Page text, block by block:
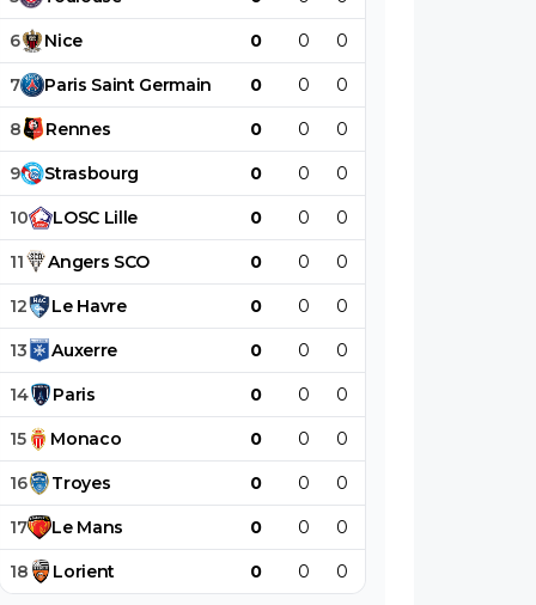
6 Nice 0 0 0
7 Paris Saint Germain 0 0 0
8 Rennes 0 0 0
9 Strasbourg 0 0 0
10 LOSC Lille 0 0 0
11 Angers SCO 0 0 0
12 Le Havre 0 0 0
13 Auxerre 0 0 0
14 Paris 0 0 0
15 Monaco 0 0 0
16 Troyes 0 0 0
17 Le Mans 0 0 0
18 Lorient 0 0 0